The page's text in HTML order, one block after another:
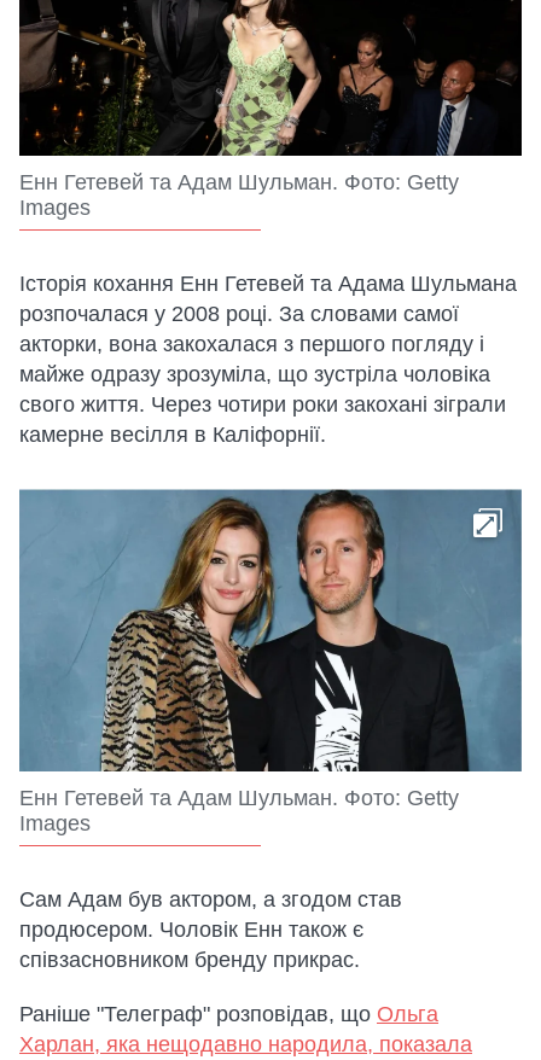
Енн Гетевей та Адам Шульман. Фото: Getty
Images
Історія кохання Енн Гетевей та Адама Шульмана
розпочалася у 2008 році. За словами самої
акторки, вона закохалася з першого погляду і
майже одразу зрозуміла, що зустріла чоловіка
свого життя. Через чотири роки закохані зіграли
камерне весілля в Каліфорнії.
Енн Гетевей та Адам Шульман. Фото: Getty
Images
Сам Адам був актором, а згодом став
продюсером. Чоловік Енн також є
співзасновником бренду прикрас.
Раніше "Телеграф" розповідав, що Ольга
Харлан, яка нещодавно народила, показала